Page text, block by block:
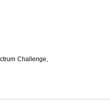
Challenge,